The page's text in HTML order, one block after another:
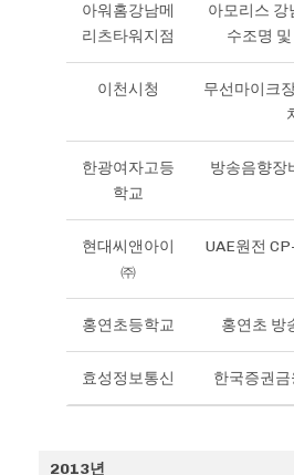
아워홈강남메
리츠타워지점
아모리스 강
수조명
이천시청
무선마이크
한광여자고등
학교
방송음향장
현대씨앤아이
㈜
UAE원전
홍연초등학교 홍연초 방
효성정보통신 한국증권
2013년